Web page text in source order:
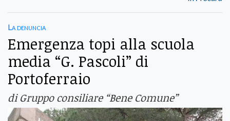
La denuncia
Emergenza topi alla scuola
media “G. Pascoli” di
Portoferraio
di Gruppo consiliare “Bene Comune”